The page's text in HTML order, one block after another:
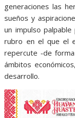
generaciones las
sueños y
un impulso
rubro en el que el
repercute -de
ámbitos
desarrollo.